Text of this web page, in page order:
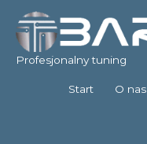
Profesjonalny tuning
Start O nas